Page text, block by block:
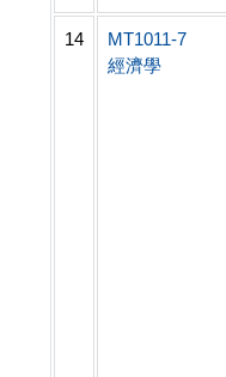
14
MT1011-7
經濟學